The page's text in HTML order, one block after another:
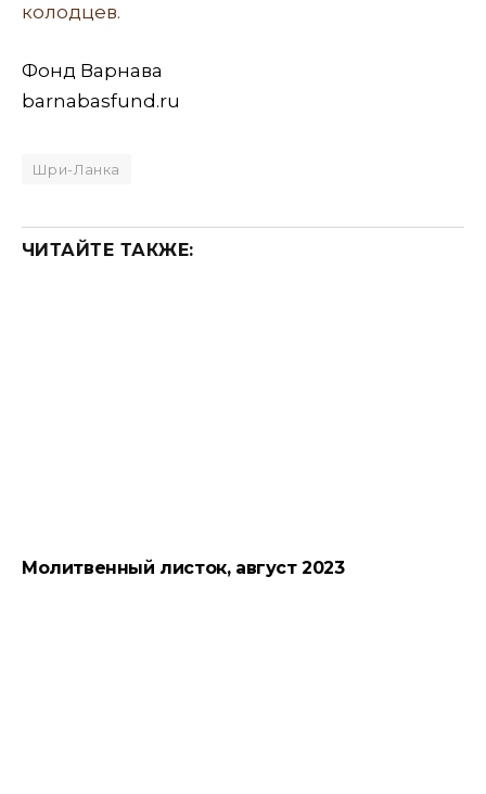
колодцев.
Фонд Варнава
barnabasfund.ru
Шри-Ланка
ЧИТАЙТЕ ТАКЖЕ:
Молитвенный листок, август 2023